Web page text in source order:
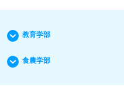
教育学部
食農学部